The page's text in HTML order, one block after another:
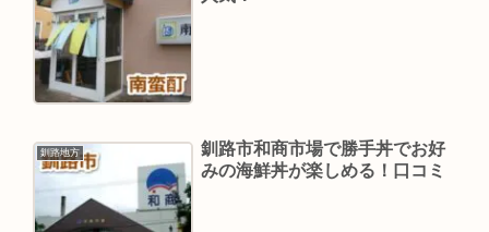
釧路地方
釧路市和商市場で勝手丼でお好
みの海鮮丼が楽しめる！口コミ